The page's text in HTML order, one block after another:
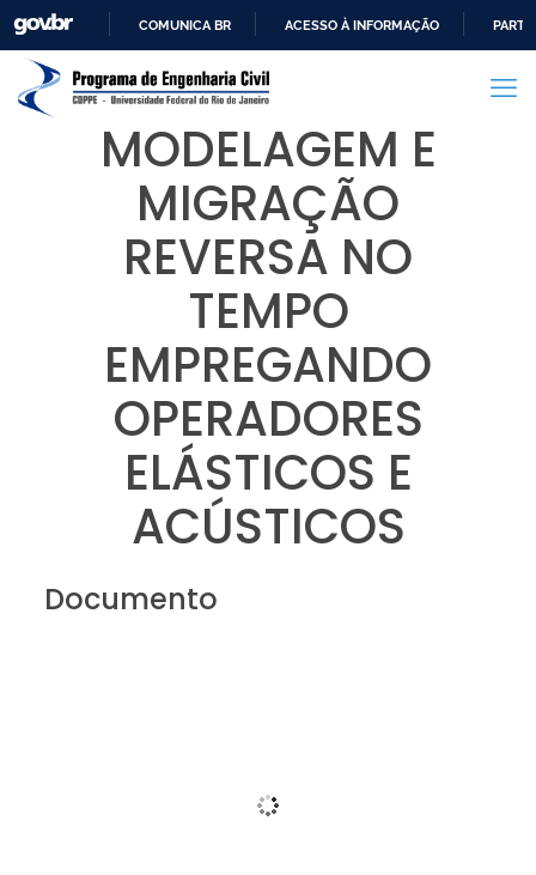
PARA
CONTEÚDO
COMUNICA BR ACESSO À INFORMAÇÃO
MODELAGEM E
MIGRAÇÃO
REVERSA NO
TEMPO
EMPREGANDO
OPERADORES
ELÁSTICOS E
ACÚSTICOS
Documento